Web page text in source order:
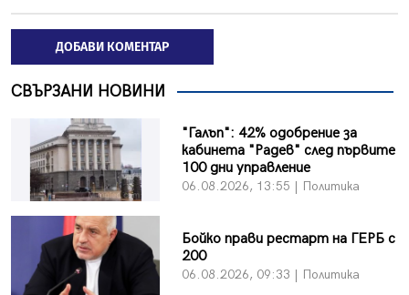
ДОБАВИ КОМЕНТАР
СВЪРЗАНИ НОВИНИ
"Галъп": 42% одобрение за
кабинета "Радев" след първите
100 дни управление
06.08.2026, 13:55 | Политика
Бойко прави рестарт на ГЕРБ с
200
06.08.2026, 09:33 | Политика